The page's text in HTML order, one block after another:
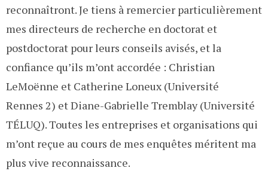
reconnaîtront. Je tiens à remercier particulièrement
mes directeurs de recherche en doctorat et
postdoctorat pour leurs conseils avisés, et la
confiance qu’ils m’ont accordée : Christian
LeMoënne et Catherine Loneux (Université
Rennes 2) et Diane-Gabrielle Tremblay (Université
TÉLUQ). Toutes les entreprises et organisations qui
m’ont reçue au cours de mes enquêtes méritent ma
plus vive reconnaissance.